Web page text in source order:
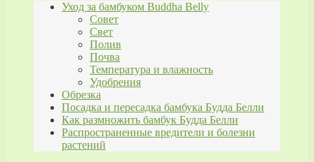
Уход за бамбуком Buddha Belly
Совет
Свет
Полив
Почва
Температура и влажность
Удобрения
Обрезка
Посадка и пересадка бамбука Будда Белли
Как размножить бамбук Будда Белли
Распространенные вредители и болезни
растений